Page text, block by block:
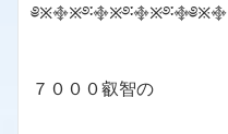
༅྿࿇྿࿔࿒࿇྿࿔࿒࿇྿࿔࿒࿇༅྿࿇
７０００叡智の